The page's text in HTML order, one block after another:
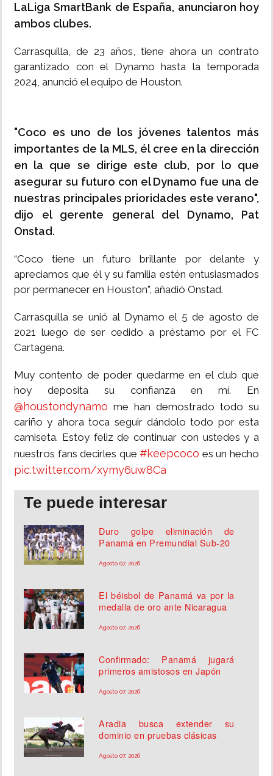
LaLiga SmartBank de España, anunciaron hoy
ambos clubes.
Carrasquilla, de 23 años, tiene ahora un contrato
garantizado con el Dynamo hasta la temporada
2024, anunció el equipo de Houston.
"Coco es uno de los jóvenes talentos más
importantes de la MLS, él cree en la dirección
en la que se dirige este club, por lo que
asegurar su futuro con el Dynamo fue una de
nuestras principales prioridades este verano",
dijo el gerente general del Dynamo, Pat
Onstad.
“Coco tiene un futuro brillante por delante y
apreciamos que él y su familia estén entusiasmados
por permanecer en Houston", añadió Onstad.
Carrasquilla se unió al Dynamo el 5 de agosto de
2021 luego de ser cedido a préstamo por el FC
Cartagena.
Muy contento de poder quedarme en el club que
hoy deposita su confianza en mí. En
@houstondynamo me han demostrado todo su
cariño y ahora toca seguir dándolo todo por esta
camiseta. Estoy feliz de continuar con ustedes y a
nuestros fans decirles que #keepcoco es un hecho
pic.twitter.com/xymy6uw8Ca
Te puede interesar
Duro golpe eliminación de
Panamá en Premundial Sub-20
Agosto 07, 2026
El béisbol de Panamá va por la
medalla de oro ante Nicaragua
Agosto 07, 2026
Confirmado: Panamá jugará
primeros amistosos en Japón
Agosto 07, 2026
Aradia busca extender su
dominio en pruebas clásicas
Agosto 07, 2026